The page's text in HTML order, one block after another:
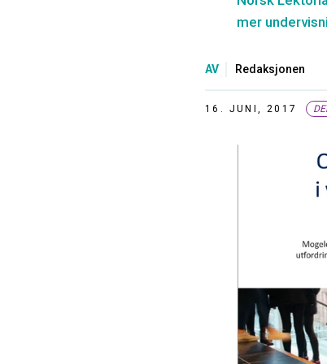
mer
AV Redaksjonen
16. JUNI, 2017